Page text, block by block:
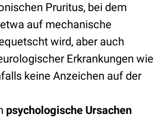
Pruritus, bei dem
auf mechanische
wird, aber auch
Erkrankungen wie
keine Anzeichen auf der
psychologische Ursachen